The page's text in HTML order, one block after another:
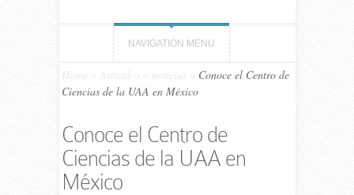
NAVIGATION MENU
Home Artículos o noticias
Conoce el Centro de
Ciencias de la UAA en México
Conoce el Centro de
Ciencias de la UAA en
México